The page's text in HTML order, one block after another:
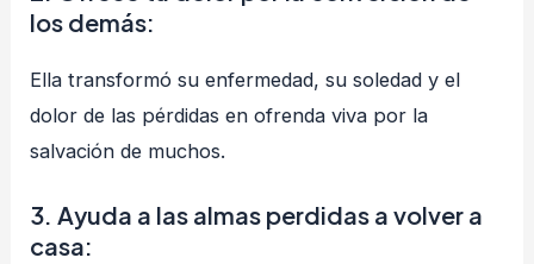
los demás:
Ella transformó su enfermedad, su soledad y el
dolor de las pérdidas en ofrenda viva por la
salvación de muchos.
3. Ayuda a las almas perdidas a volver a
casa: